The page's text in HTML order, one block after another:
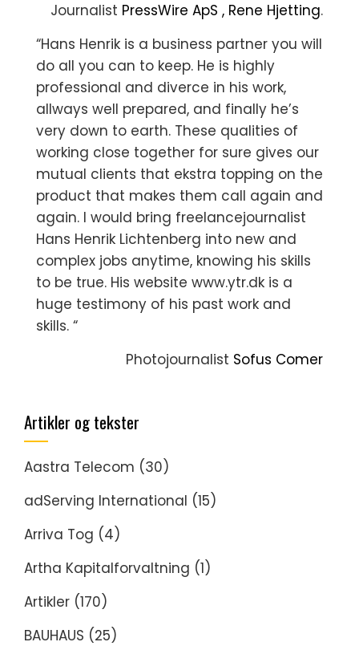
Journalist PressWire ApS , Rene Hjetting.
“Hans Henrik is a business partner you will
do all you can to keep. He is highly
professional and diverce in his work,
allways well prepared, and finally he’s
very down to earth. These qualities of
working close together for sure gives our
mutual clients that ekstra topping on the
product that makes them call again and
again. I would bring freelancejournalist
Hans Henrik Lichtenberg into new and
complex jobs anytime, knowing his skills
to be true. His website www.ytr.dk is a
huge testimony of his past work and
skills. “
Photojournalist Sofus Comer
Artikler og tekster
Aastra Telecom (30)
adServing International (15)
Arriva Tog (4)
Artha Kapitalforvaltning (1)
Artikler (170)
BAUHAUS (25)